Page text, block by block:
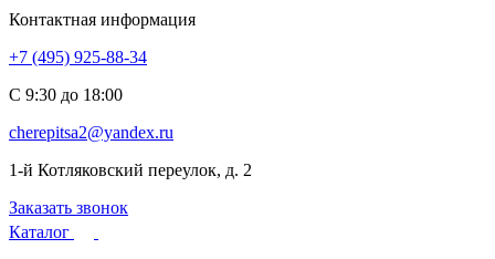
Контактная информация
+7 (495) 925-88-34
С 9:30 до 18:00
cherepitsa2@yandex.ru
1-й Котляковский переулок, д. 2
Заказать звонок
Каталог